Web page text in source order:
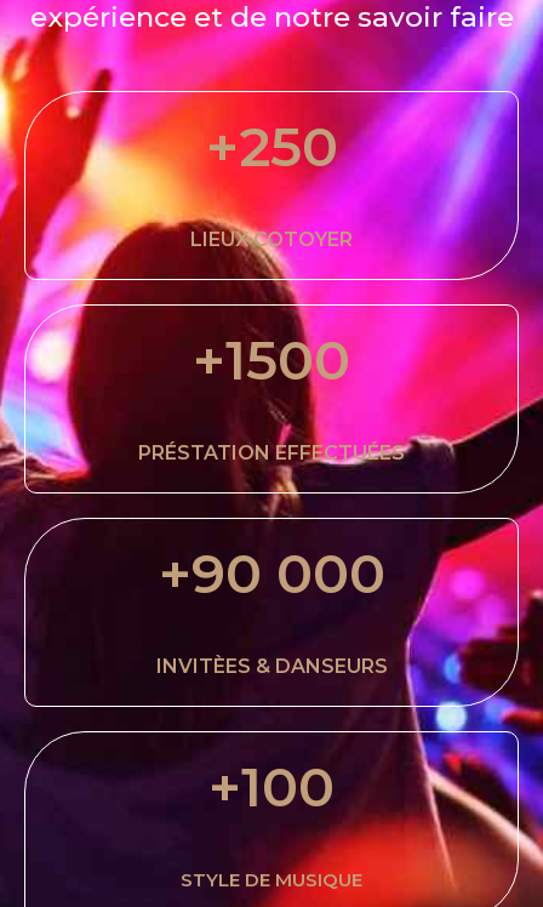
expérience et de notre savoir faire
LIEUX COTOYER
+250
PRÉSTATION EFFECTUÉES
+1500
INVITÈES & DANSEURS
+90 000
STYLE DE MUSIQUE
+100